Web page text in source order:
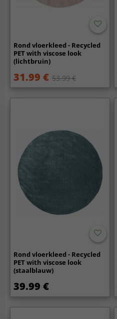
Rond vloerkleed - Recycled
PET with viscose look
(lichtbruin)
31.99 € 53.99 €
Rond vloerkleed - Recycled
PET with viscose look
(staalblauw)
39.99 €